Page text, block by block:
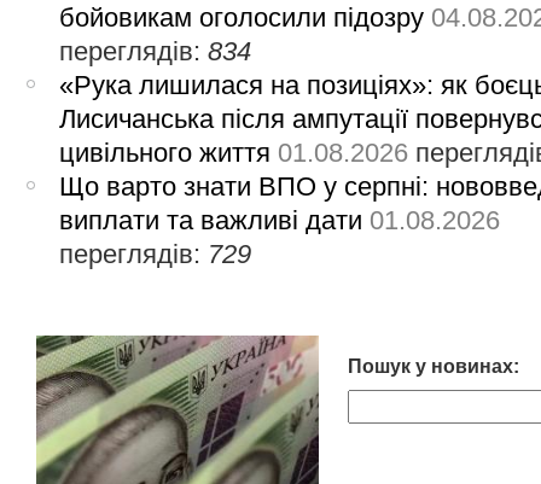
бойовикам оголосили підозру
переглядів:834
«Рука лишилася на позиціях»: як
Лисичанська після ампутації
цивільного життя 01.08.2026
Що варто знати ВПО у серпні:
виплати та важливі дати 01.08.2026
переглядів: 729
Пошук у новинах: